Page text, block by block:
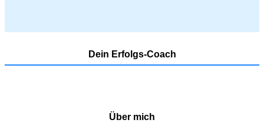
Dein Erfolgs-Coach
Über mich